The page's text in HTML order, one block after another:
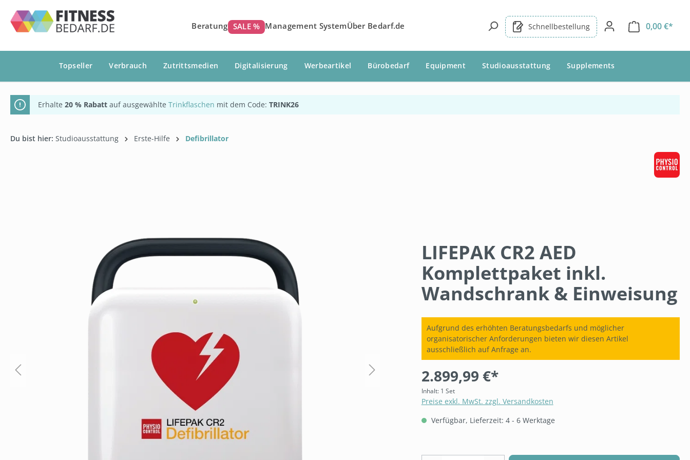
Zur Hauptnavigation springen
Beratung SALE % Management SystemÜber Bedarf.de Schnellbestellung 0,00 €*
Topseller Verbrauch Zutrittsmedien Digitalisierung Werbeartikel Bürobedarf Equipment Studioausstattung Supplements
Erhalte 20 % Rabatt auf ausgewählte Trinkflaschen mit dem Code: TRINK26
Du bist hier: Studioausstattung Erste-Hilfe Defibrillator
LIFEPAK CR2 AED
Komplettpaket inkl.
Wandschrank & Einweisung
Aufgrund des erhöhten Beratungsbedarfs und möglicher
organisatorischer Anforderungen bieten wir diesen Artikel
ausschließlich auf Anfrage an.
2.899,99 €*
Inhalt: 1 Set
Preise exkl. MwSt. zzgl. Versandkosten
Verfügbar, Lieferzeit: 4 - 6 Werktage